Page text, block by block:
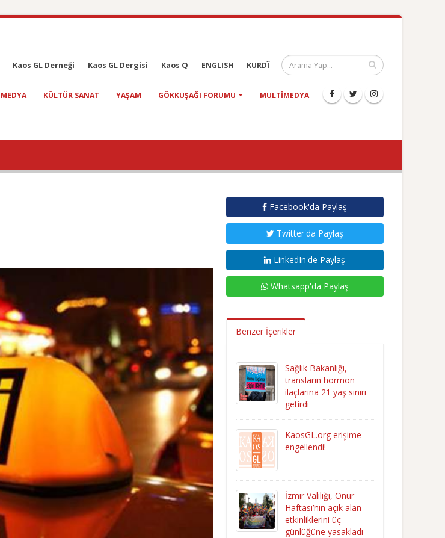
Kaos GL Derneği Kaos GL Dergisi Kaos Q ENGLISH KURDÎ
MEDYA KÜLTÜR SANAT YAŞAM GÖKKUŞAĞI FORUMU MULTIMEDYA
Facebook'da Paylaş
Twitter'da Paylaş
LinkedIn'de Paylaş
Whatsapp'da Paylaş
Benzer İçerikler
Sağlık Bakanlığı,
transların hormon
ilaçlarına 21 yaş sınırı
getirdi
KaosGL.org erişime
engellendi!
İzmir Valiliği, Onur
Haftası’nın açık alan
etkinliklerini üç
günlüğüne yasakladı